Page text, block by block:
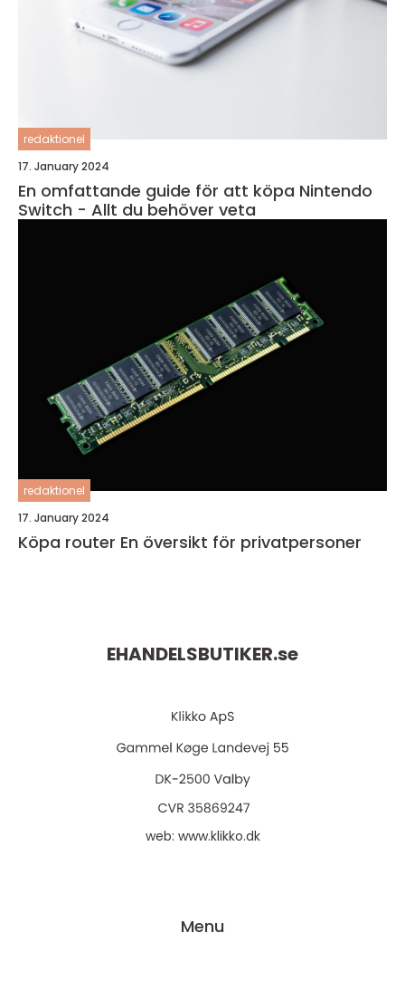
redaktionel
17. January 2024
En omfattande guide för att köpa Nintendo
Switch - Allt du behöver veta
redaktionel
17. January 2024
Köpa router En översikt för privatpersoner
EHANDELSBUTIKER.se
web: www.klikko.dk
Menu